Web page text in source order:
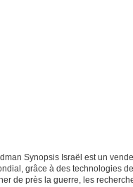
Synopsis Israël est un
grâce à des technologies
de près la guerre, les